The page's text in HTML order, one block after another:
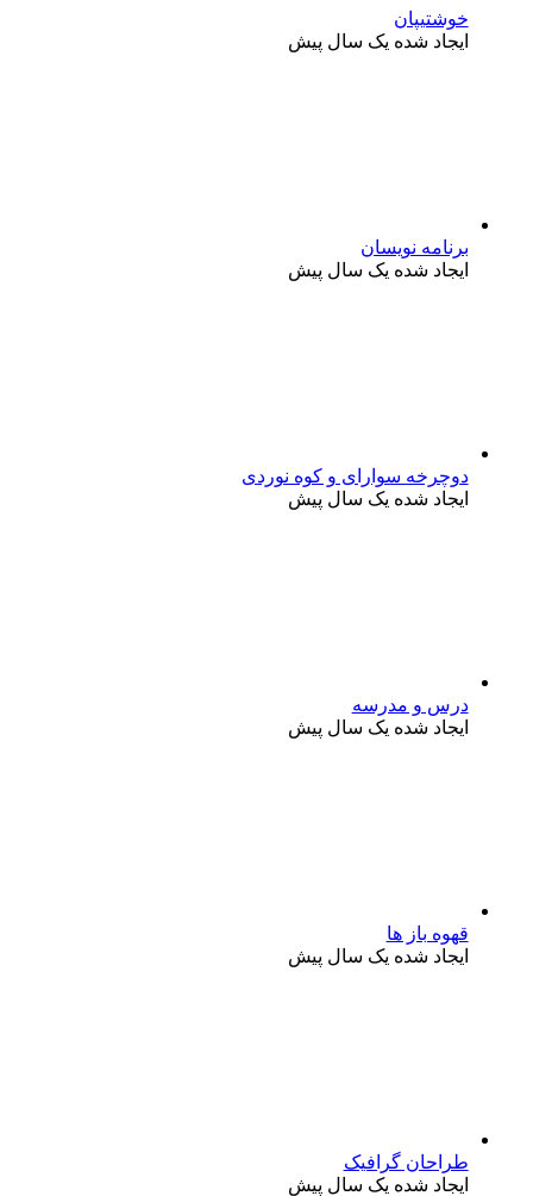
خوشتیپان
ایجاد شده یک سال پیش
برنامه نویسان
ایجاد شده یک سال پیش
دوچرخه سوارای و کوه نوردی
ایجاد شده یک سال پیش
درس و مدرسه
ایجاد شده یک سال پیش
قهوه باز ها
ایجاد شده یک سال پیش
طراحان گرافیک
ایجاد شده یک سال پیش